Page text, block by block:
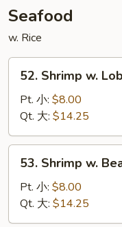
豆
牛
Seafood
w. Rice
Shrimp
Lobster
Sauce
虾
52. Shrimp w.
Pt. 小: $8.00
Qt. 大: $14.25
Shrimp
Bean
Sprouts
53. Shrimp w.
Pt. 小: $8.00
Qt. 大: $14.25